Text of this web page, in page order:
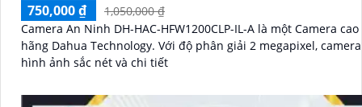
750,000 ₫
1,050,000 ₫
Camera An Ninh DH-HAC-HFW1200CLP-IL-A là một Camera
hãng Dahua Technology. Với độ phân giải 2 megapixel, camera này cho
hình ảnh sắc nét và chi tiết